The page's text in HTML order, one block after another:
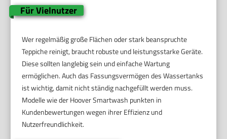
Für Vielnutzer
Wer regelmäßig große Flächen oder stark beanspruchte
Teppiche reinigt, braucht robuste und leistungsstarke Geräte.
Diese sollten langlebig sein und einfache Wartung
ermöglichen. Auch das Fassungsvermögen des Wassertanks
ist wichtig, damit nicht ständig nachgefüllt werden muss.
Modelle wie der Hoover Smartwash punkten in
Kundenbewertungen wegen ihrer Effizienz und
Nutzerfreundlichkeit.